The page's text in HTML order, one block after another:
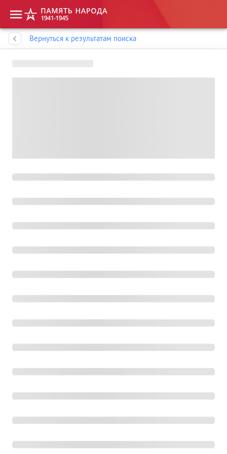
Вернуться к результатам поиска
Память народа